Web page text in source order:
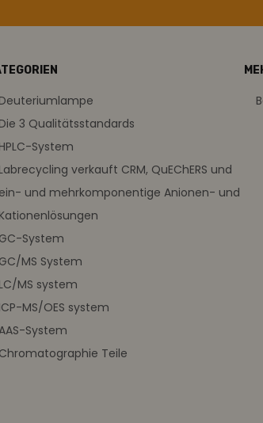
Deuteriumlampe
Die 3 Qualitätsstandards
HPLC-System
Labrecycling verkauft CRM, QuEChERS und
ein- und mehrkomponentige Anionen- und
Kationenlösungen
GC-System
GC/MS System
LC/MS system
ICP-MS/OES system
System
Chromatographie Teile